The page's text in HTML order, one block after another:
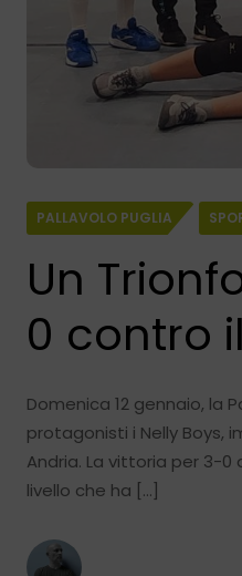
PALLAVOLO PUGLIA
Un
0 contro
Domenica 12 gennaio, la
protagonisti i Nelly Boys,
Andria. La vittoria per 3-
livello che ha […]